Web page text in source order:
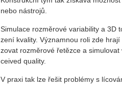
nebo ná­stro­jů.
Si­mu­la­ce roz­mě­ro­vé va­ri­a­bi­li­ty a 3D
ze­ní kva­li­ty. Vý­znam­nou roli zde
zo­vat roz­mě­ro­vé ře­těz­ce a
ce­i­ved qua­li­ty.
V praxi tak lze řešit pro­blémy s